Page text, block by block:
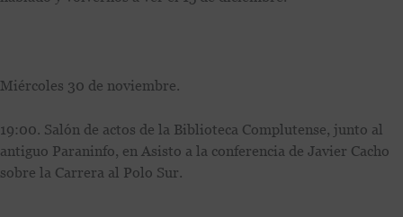
Miércoles 30 de noviembre.
19:00. Salón de actos de la Biblioteca Complutense, junto al
antiguo Paraninfo, en Asisto a la conferencia de Javier Cacho
sobre la Carrera al Polo Sur.